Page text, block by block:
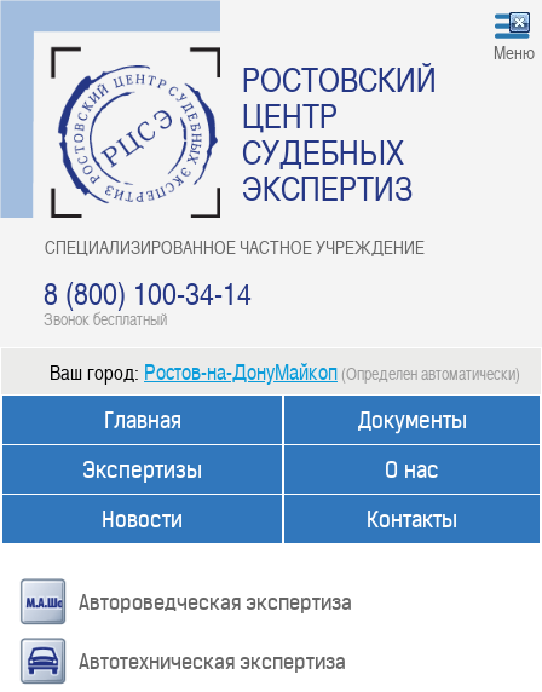
РОСТОВСКИЙ
ЦЕНТР
СУДЕБНЫХ
ЭКСПЕРТИЗ
СПЕЦИАЛИЗИРОВАННОЕ ЧАСТНОЕ УЧРЕЖДЕНИЕ
8 (800) 100-34-14
Звонок бесплатный
Меню
Ваш город: Ростов-на-ДонуМайкоп (Определен автоматически)
Главная
Экспертизы
Новости
Документы
О нас
Контакты
Автороведческая экспертиза
Автотехническая экспертиза